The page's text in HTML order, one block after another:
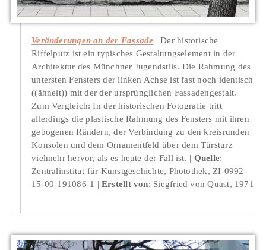
Veränderungen an der Fassade
Der historische
Riffelputz ist ein typisches Gestaltungselement in der
Architektur des Münchner Jugendstils. Die Rahmung des
untersten Fensters der linken Achse ist fast noch identisch
((ähnelt)) mit der der ursprünglichen Fassadengestalt.
Zum Vergleich: In der historischen Fotografie tritt
allerdings die plastische Rahmung des Fensters mit ihren
gebogenen Rändern, der Verbindung zu den kreisrunden
Konsolen und dem Ornamentfeld über dem Türsturz
vielmehr hervor, als es heute der Fall ist.
Quelle:
Zentralinstitut für Kunstgeschichte, Photothek, ZI-0992-
15-00-191086-1
Erstellt von: Siegfried von Quast, 1971